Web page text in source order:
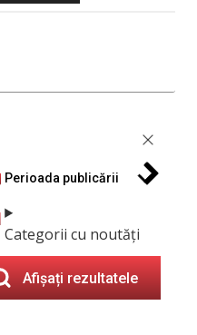
Perioada publicării
Categorii cu noutăți
Afișați rezultatele